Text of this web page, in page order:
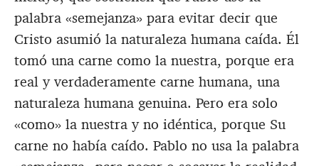
palabra «semejanza» para evitar decir que
Cristo asumió la naturaleza humana caída. Él
tomó una carne como la nuestra, porque era
real y verdaderamente carne humana, una
naturaleza humana genuina. Pero era solo
«como» la nuestra y no idéntica, porque Su
carne no había caído. Pablo no usa la palabra